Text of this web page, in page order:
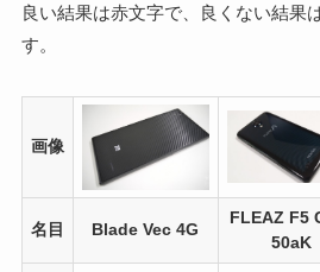
良い結果は赤文字で、良くない結果
す。
画像
名目 Blade Vec 4G
FLEAZ F5
50aK